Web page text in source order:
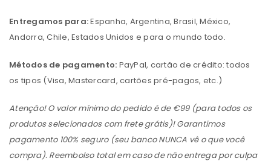
Entregamos para:Espanha, Argentina, Brasil, México,
Andorra, Chile, Estados Unidos e para o mundo todo.
Métodos de pagamento: PayPal, cartão de crédito: todos
os tipos (Visa, Mastercard, cartões pré-pagos, etc.)
Atenção! O valor mínimo do pedido é de €99 (para todos os
produtos selecionados com frete grátis)! Garantimos
pagamento 100% seguro (seu banco NUNCA vê o que você
compra). Reembolso total em caso de não entrega por culpa